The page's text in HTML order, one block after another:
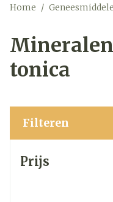
Home /
tonica
Filteren
Prijs